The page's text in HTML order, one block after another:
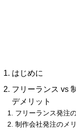
はじめに
フリーランス vs
デメリット
フリーランス発注
制作会社発注のメ